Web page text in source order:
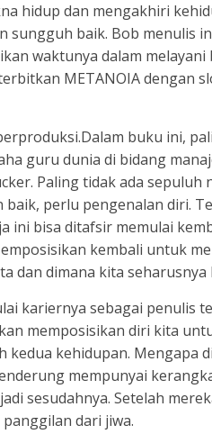
hidup dan mengakhiri
sungguh baik. Bob menulis
waktunya dalam
METANOIA dengan
buku ini,
guru dunia di bidang
Paling tidak ada sepuluh
perlu pengenalan diri.
ini bisa ditafsir memulai
kembali untuk
dan dimana kita seharusnya
kariernya sebagai penulis
memposisikan diri kita
kedua kehidupan. Mengapa
mempunyai
sesudahnya. Setelah
dari jiwa.